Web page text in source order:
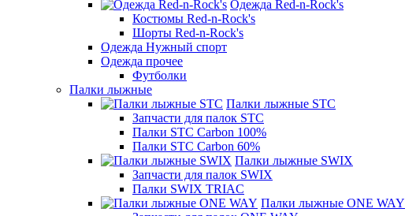
Одежда Red-n-Rock's
Костюмы Red-n-Rock's
Шорты Red-n-Rock's
Одежда Нужный спорт
Одежда прочее
Футболки
Палки лыжные
Палки лыжные STC
Запчасти для палок STC
Палки STC Carbon 100%
Палки STC Carbon 60%
Палки лыжные SWIX
Запчасти для палок SWIX
Палки SWIX TRIAC
Палки лыжные ONE WAY